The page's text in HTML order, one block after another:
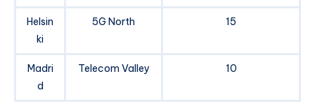
Helsin
ki
5G North 15
Madri
d
Telecom Valley 10